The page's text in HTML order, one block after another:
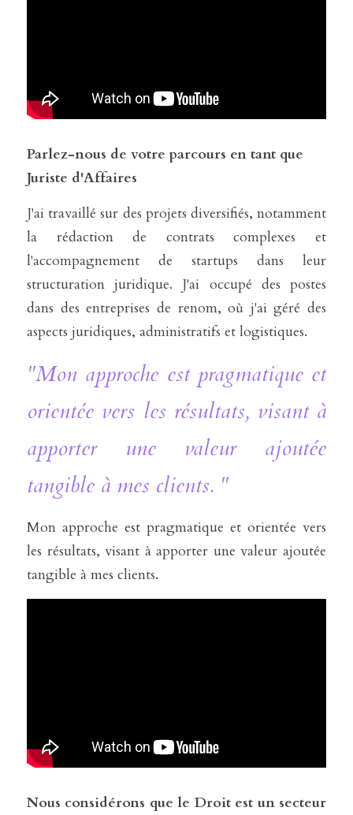
Parlez-nous de votre parcours en tant que
Juriste d'Affaires
J'ai travaillé sur des projets diversifiés, notamment
la rédaction de contrats complexes et
l'accompagnement de startups dans leur
structuration juridique. J'ai occupé des postes
dans des entreprises de renom, où j'ai géré des
aspects juridiques, administratifs et logistiques.
"Mon approche est pragmatique et
orientée vers les résultats, visant à
apporter une valeur ajoutée
tangible à mes clients. "
Mon approche est pragmatique et orientée vers
les résultats, visant à apporter une valeur ajoutée
tangible à mes clients.
Nous considérons que le Droit est un secteur